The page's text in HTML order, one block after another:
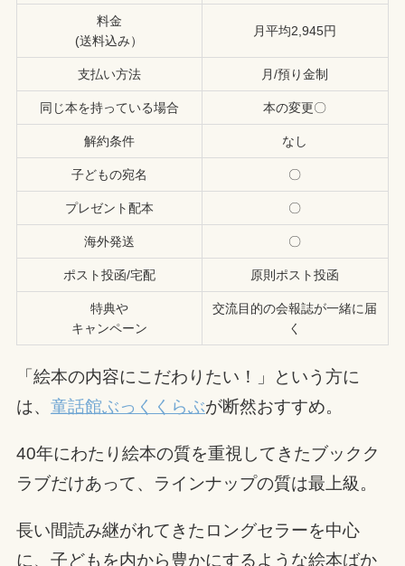
料金
(送料込み）
月平均2,945円
支払い方法 月/預り金制
同じ本を持っている場合 本の変更〇
解約条件 なし
子どもの宛名 〇
プレゼント配本 〇
海外発送 〇
ポスト投函/宅配 原則ポスト投函
特典や
キャンペーン
交流目的の会報誌が一緒に届
く
「絵本の内容にこだわりたい！」という方に
は、 童話館ぶっくくらぶが断然おすすめ。
40年にわたり絵本の質を重視してきたブックク
ラブだけあって、ラインナップの質は最上級。
長い間読み継がれてきたロングセラーを中心
に、子どもを内から豊かにするような絵本ばか